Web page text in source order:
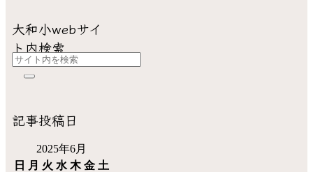
大和小webサイ
ト内検索
記事投稿日
2025年6月
日
月 火 水 木 金 土